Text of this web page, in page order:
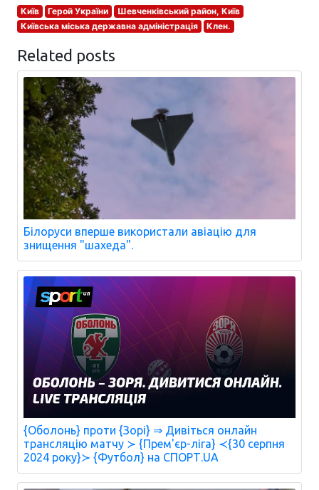
Київ Герой України
Шевченківський район, Київ
Київська міська державна адміністрація
Клен.
Related posts
Білоруси вперше використали авіацію для
знищення "шахеда".
{Оболонь} проти {Зорі} ⇒ Дивіться онлайн
трансляцію матчу ≻ {Прем'єр-ліга} ≺{30 серпня
2024 року}≻ {Футбол} на СПОРТ.UA